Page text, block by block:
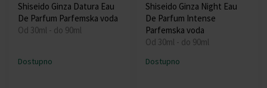
Shiseido Ginza Datura Eau
De Parfum Parfemska voda
Od 30ml - do 90ml
Dostupno
Shiseido Ginza Night Eau
De Parfum Intense
Parfemska voda
Od 30ml - do 90ml
Dostupno